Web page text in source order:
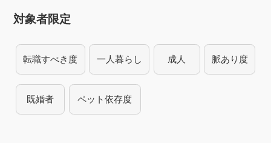
対象者限定
転職すべき度 一人暮らし 成人 脈あり度
既婚者 ペット依存度